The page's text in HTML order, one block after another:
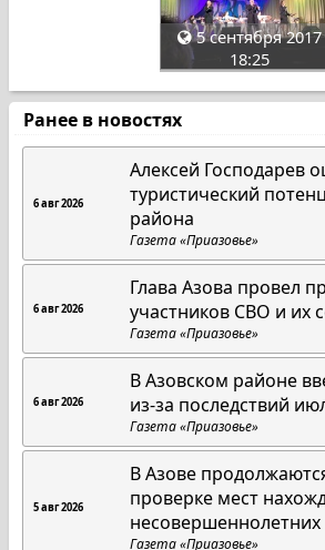
5 сентября 2017
18:25
Ранее в новостях
6 авг 2026
Алексей Господарев
туристический
района
Газета «Приазовье»
6 авг 2026
Глава Азова провел
участников СВО и их
Газета «Приазовье»
6 авг 2026
В Азовском районе
из-за последствий
Газета «Приазовье»
5 авг 2026
В Азове
проверке мест
несовершеннолетних
Газета «Приазовье»